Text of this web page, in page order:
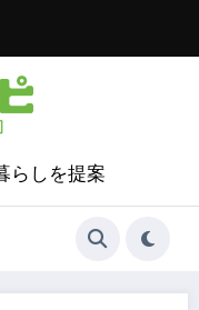
らしを提案